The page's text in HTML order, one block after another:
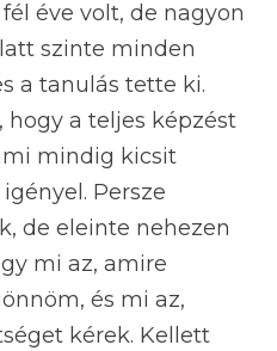
éve volt, de nagyon
szinte minden
a tanulás tette ki.
a teljes képzést
mindig kicsit
Persze
de eleinte nehezen
mi az, amire
és mi az,
kérek. Kellett